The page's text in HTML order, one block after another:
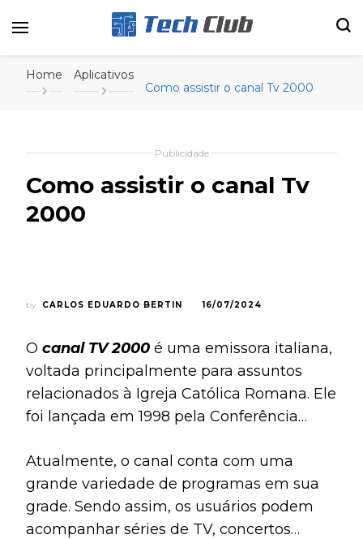
Canal Tech
Home
Aplicativos
Como assistir o canal Tv 2000
Publicidade
Como assistir o canal Tv
2000
by CARLOS EDUARDO BERTIN 16/07/2024
O canal TV 2000 é uma emissora italiana,
voltada principalmente para assuntos
relacionados à Igreja Católica Romana. Ele
foi lançada em 1998 pela Conferência
diversas localidades do país [Itália].
Atualmente, o canal conta com uma
grande variedade de programas em sua
grade. Sendo assim, os usuários podem
acompanhar séries de TV, concertos